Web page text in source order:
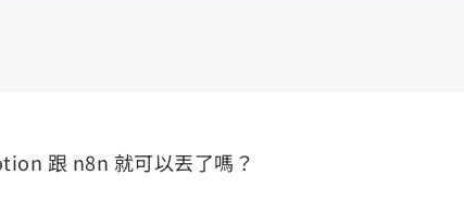
跟 n8n 就可以丟了嗎？